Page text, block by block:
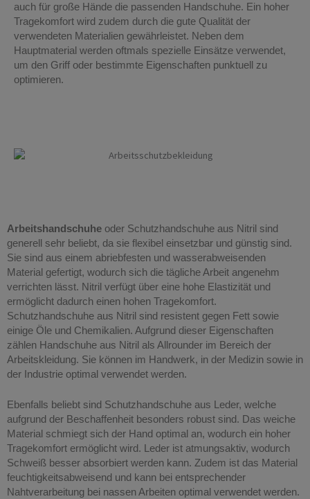
auch für große Hände die passenden Handschuhe. Ein hoher
Tragekomfort wird zudem durch die gute Qualität der
verwendeten Materialien gewährleistet. Neben dem
Hauptmaterial werden oftmals spezielle Einsätze verwendet,
um den Griff oder bestimmte Eigenschaften punktuell zu
optimieren.
Arbeitshandschuhe oder Schutzhandschuhe aus Nitril sind
generell sehr beliebt, da sie flexibel einsetzbar und günstig sind.
Sie sind aus einem abriebfesten und wasserabweisenden
Material gefertigt, wodurch sich die tägliche Arbeit angenehm
verrichten lässt. Nitril verfügt über eine hohe Elastizität und
ermöglicht dadurch einen hohen Tragekomfort.
Schutzhandschuhe aus Nitril sind resistent gegen Fett sowie
einige Öle und Chemikalien. Aufgrund dieser Eigenschaften
zählen Handschuhe aus Nitril als Allrounder im Bereich der
Arbeitskleidung. Sie können im Handwerk, in der Medizin sowie in
der Industrie optimal verwendet werden.
Ebenfalls beliebt sind Schutzhandschuhe aus Leder, welche
aufgrund der Beschaffenheit besonders robust sind. Das weiche
Material schmiegt sich der Hand optimal an, wodurch ein hoher
Tragekomfort ermöglicht wird. Leder ist atmungsaktiv, wodurch
Schweiß besser absorbiert werden kann. Zudem ist das Material
feuchtigkeitsabweisend und kann bei entsprechender
Nahtverarbeitung bei nassen Arbeiten optimal verwendet werden.